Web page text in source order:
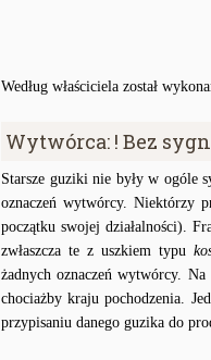
Według właściciela został
Wytwórca: ! Bez
Starsze guziki nie były w ogóle
oznaczeń wytwórcy. Niektórzy
początku swojej działalności).
zwłaszcza te z uszkiem typu
żadnych oznaczeń wytwórcy.
chociażby kraju pochodzenia.
przypisaniu danego guzika do